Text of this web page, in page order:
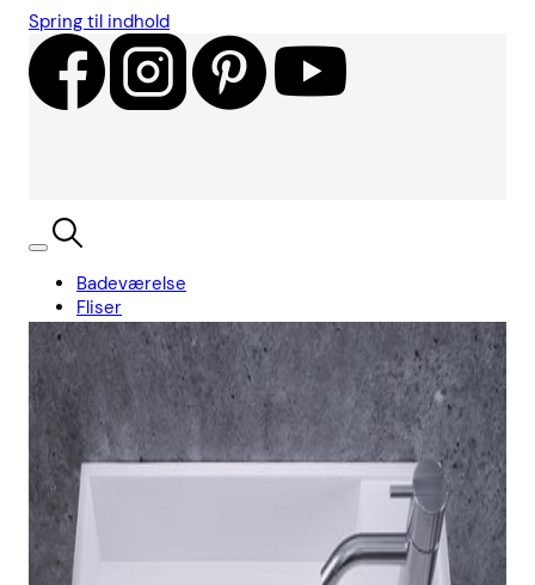
Spring til indhold
Badeværelse
Fliser
Showroom
Kundecases
Showroom
indretningskonsulent